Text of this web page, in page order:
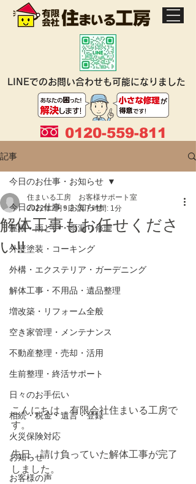
0120-559-811
LINEでのお問い合わせも可能になりました
記事
今日のお仕事・お知らせ
屋根・雨どい・雨漏り修理
外壁塗装・コーキング
外構・エクステリア・ガーデニング
解体工事・不用品・遺品整理
増改築・リフォーム全般
空き家管理・メンテナンス
不動産整理・売却・活用
生前整理・終活サポート
日々のお手伝い
相続・税金・遺言・登録
火災保険対応
お知らせ
お客様の声
今日のお仕事・お知らせ
解体工事もお任せくださ
い!!
住まいる工房 お客様サポート室
2022年2月9日 読了時間: 1分
こんにちは。有限会社住まいる工房で
す。
先日、請け負っていた解体工事が完了
しました。